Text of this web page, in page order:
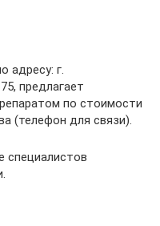
адресу: г.
предлагает
по стоимости
(телефон для связи).
специалистов